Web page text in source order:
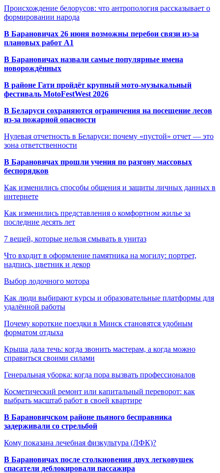
Происхождение белорусов: что антропология рассказывает о
формировании народа
В Барановичах 26 июня возможны перебои связи из-за
плановых работ A1
В Барановичах назвали самые популярные имена
новорождённых
В районе Гати пройдёт крупный мото-музыкальный
фестиваль MotoFestWest 2026
В Беларуси сохраняются ограничения на посещение лесов
из-за пожарной опасности
Нулевая отчетность в Беларуси: почему «пустой» отчет — это
зона ответственности
В Барановичах прошли учения по разгону массовых
беспорядков
Как изменились способы общения и защиты личных данных в
интернете
Как изменились представления о комфортном жилье за
последние десять лет
7 вещей, которые нельзя смывать в унитаз
Что входит в оформление памятника на могилу: портрет,
надпись, цветник и декор
Выбор лодочного мотора
Как люди выбирают курсы и образовательные платформы для
удалённой работы
Почему короткие поездки в Минск становятся удобным
форматом отдыха
Крыша дала течь: когда звонить мастерам, а когда можно
справиться своими силами
Генеральная уборка: когда пора вызвать профессионалов
Косметический ремонт или капитальный переворот: как
выбрать масштаб работ в своей квартире
В Барановичском районе пьяного бесправника
задерживали со стрельбой
Кому показана лечебная физкультура (ЛФК)?
В Барановичах после столкновения двух легковушек
спасатели деблокировали пассажира